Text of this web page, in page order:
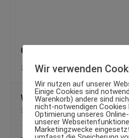
Gewicht abbauen?
29. November 2011
Wirkung von Melatonin
31. März 2015
Wir verwenden
Wir nutzen auf unserer
Einige Cookies sind
Warenkorb) andere sind
nicht-notwendigen Cookies
Optimierung unseres
unserer
Marketingzwecke